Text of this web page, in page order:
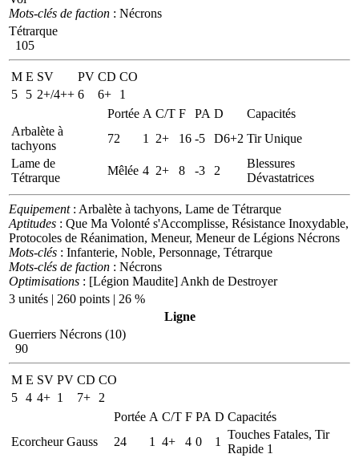
Mots-clés de faction : Nécrons
Tétrarque
105
M E SV PV CD CO
5
5 2+/4++ 6 6+
1
Portée A C/T F PA D
Capacités
Arbalète à
tachyons
72 1 2+ 16 -5 D6+2 Tir Unique
Lame de
Tétrarque
Mêlée 4 2+ 8 -3 2
Blessures
Dévastatrices
Equipement: Arbalète à tachyons, Lame de Tétrarque
Aptitudes : Que Ma Volonté s'Accomplisse, Résistance Inoxydable,
Protocoles de Réanimation, Meneur, Meneur de Légions Nécrons
Mots-clés : Infanterie, Noble, Personnage, Tétrarque
Mots-clés de faction : Nécrons
Optimisations : [Légion Maudite] Ankh de Destroyer
3 unités | 260 points | 26 %
Ligne
Guerriers Nécrons (10)
90
M E SV PV CD CO
5 4 4+ 1 7+
2
Portée A C/T F PA D Capacités
Ecorcheur Gauss
24 1 4+ 4 0 1
Touches Fatales, Tir
Rapide 1